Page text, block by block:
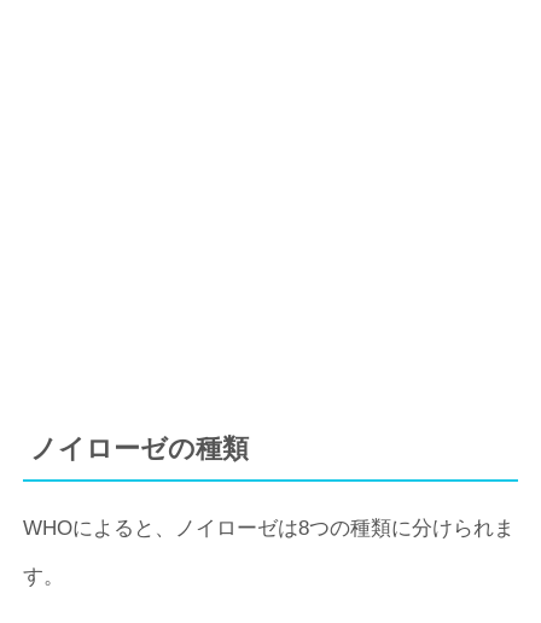
ノイローゼの種類
WHOによると、ノイローゼは8つの種類に分けられま
す。